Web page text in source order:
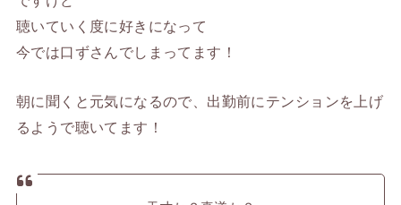
聴いていく度に好きになって
今では口ずさんでしまってます！
朝に聞くと元気になるので、出勤前にテンションを上げ
るようで聴いてます！